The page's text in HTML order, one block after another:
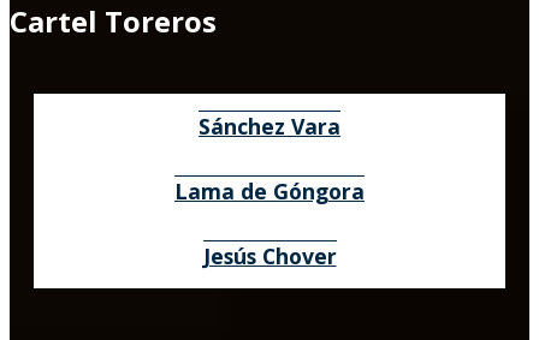
Cartel Toreros
Sánchez Vara
Lama de Góngora
Jesús Chover